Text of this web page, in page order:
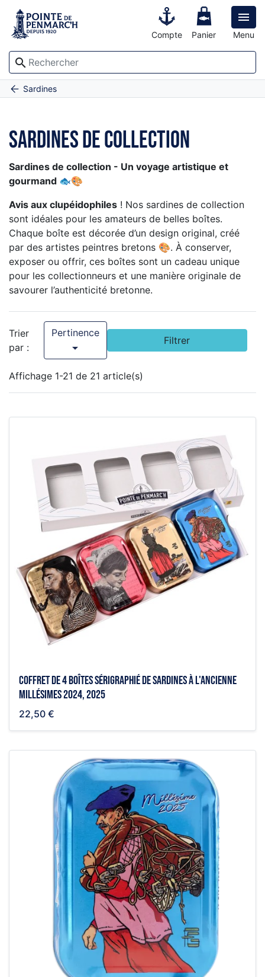

Menu
search
Compte Panier
AccueilSardines
Sardines de collection
Sardines de collection
Sardines de collection - Un voyage artistique et
gourmand 🐟🎨
Avis aux clupéidophiles ! Nos sardines de collection
sont idéales pour les amateurs de belles boîtes.
Chaque boîte est décorée d’un design original, créé
par des artistes peintres bretons 🎨. À conserver,
exposer ou offrir, ces boîtes sont un cadeau unique
pour les collectionneurs et une manière originale de
savourer l’authenticité bretonne.
Trier
par :
Pertinence

Filtrer
Affichage 1-21 de 21 article(s)
Coffret de 4 boîtes sérigraphié de sardines à l'ancienne
millésimes 2024, 2025
22,50 €